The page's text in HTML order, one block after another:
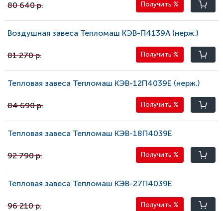
80 640 р. Получить %
Воздушная завеса Тепломаш КЭВ-П4139A (нерж.)
81 270 р. Получить %
Тепловая завеса Тепломаш КЭВ-12П4039E (нерж.)
84 690 р. Получить %
Тепловая завеса Тепломаш КЭВ-18П4039Е
92 790 р. Получить %
Тепловая завеса Тепломаш КЭВ-27П4039Е
96 210 р. Получить %